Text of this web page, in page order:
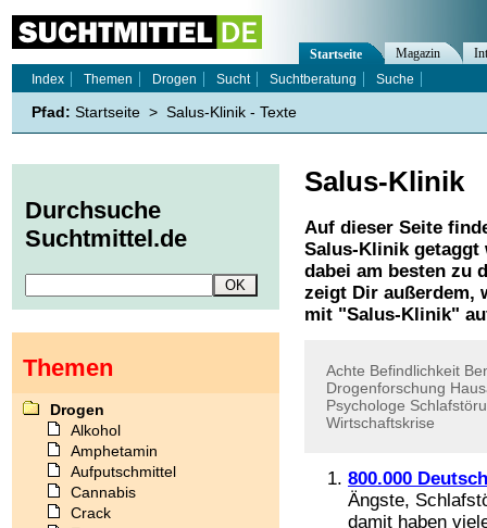
Salus-Klinik
Auf dieser Seite
Salus-Klinikgetaggt
dabei am besten zu
zeigt Dir außerdem,
mit "Salus-Klinik"
Achte Befindlichkeit
Drogenforschung
Psychologe
Wirtschaftskrise
800.000
Ängste,
damit haben
Startseite Magazin
Index
Themen Drogen Sucht Suchtberatung Suche
Pfad: Startseite > Salus-Klinik - Texte
Durchsuche
Suchtmittel.de
Themen
Drogen
Alkohol
Amphetamin
Aufputschmittel
Cannabis
Crack